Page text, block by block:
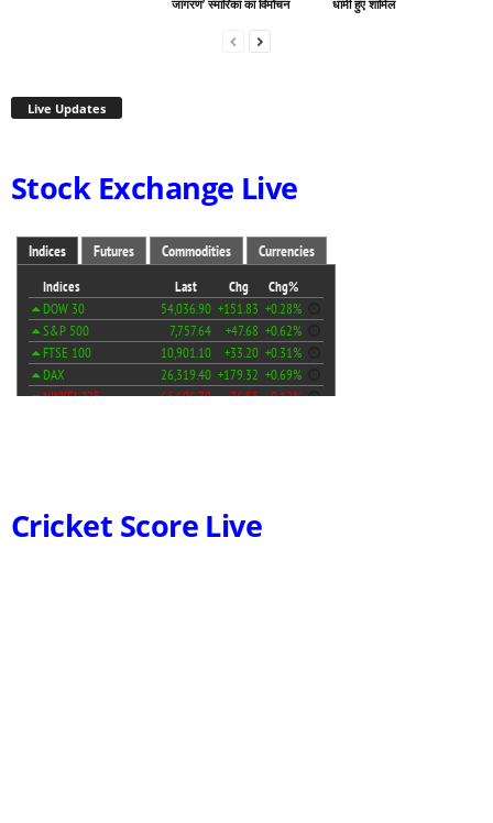
जागरण’ स्मारिका का विमोचन धामी हुए शामिल
Live Updates
Stock Exchange Live
Cricket Score Live